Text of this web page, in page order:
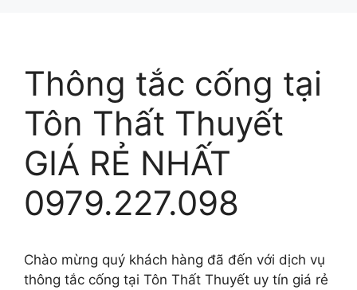
Thông tắc cống tại
Tôn Thất Thuyết
GIÁ RẺ NHẤT
0979.227.098
Chào mừng quý khách hàng đã đến với dịch vụ
thông tắc cống tại Tôn Thất Thuyết uy tín giá rẻ